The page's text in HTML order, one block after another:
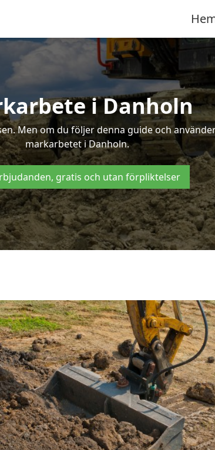
i Danholn
Men om du följer denna guide och
markarbetet i Danholn.
gratis och utan förpliktelser